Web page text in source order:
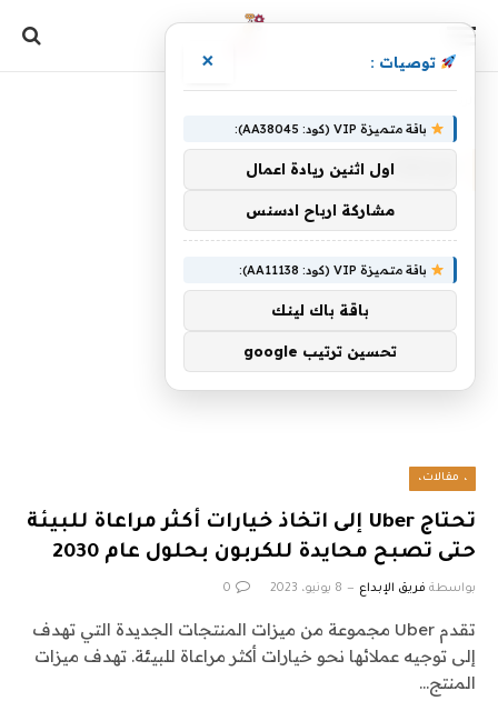
مراعاة
، مقالات،
تحتاج Uber إلى اتخاذ خيارات أكثر مراعاة للبيئة
حتى تصبح محايدة للكربون بحلول عام 2030
بواسطة فريق الإبداع 8 يونيو، 2023 0
تقدم Uber مجموعة من ميزات المنتجات الجديدة التي تهدف
إلى توجيه عملائها نحو خيارات أكثر مراعاة للبيئة. تهدف ميزات
المنتج…
توصيات : ×
باقة متميزة VIP (كود: AA38045):
اول اثنين ريادة اعمال
مشاركة ارباح ادسنس
باقة متميزة VIP (كود: AA11138):
باقة باك لينك
تحسين ترتيب google